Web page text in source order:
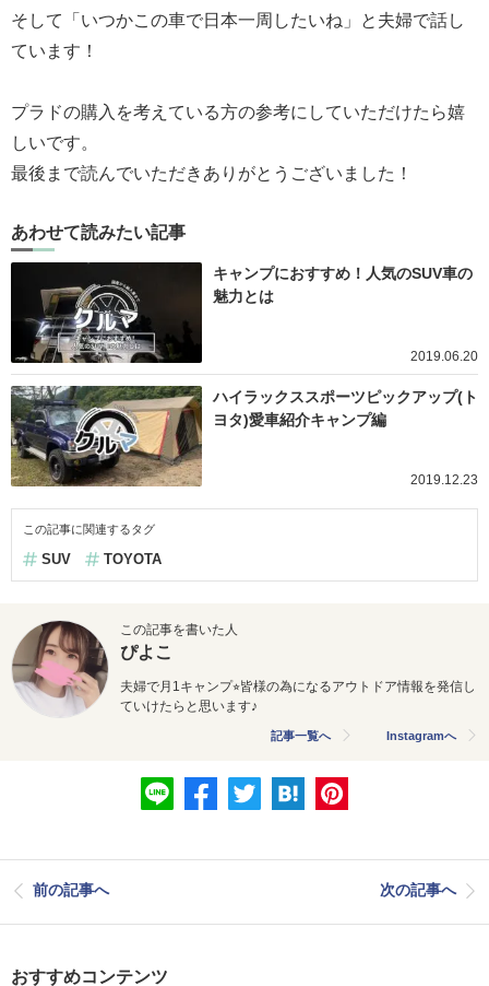
そして「いつかこの車で日本一周したいね」と夫婦で話し
ています！
プラドの購入を考えている方の参考にしていただけたら嬉
しいです。
最後まで読んでいただきありがとうございました！
あわせて読みたい記事
キャンプにおすすめ！人気のSUV車の
魅力とは
2019.06.20
ハイラックススポーツピックアップ(ト
ヨタ)愛車紹介キャンプ編
2019.12.23
この記事に関連するタグ
SUV TOYOTA
この記事を書いた人
ぴよこ
夫婦で月1キャンプ⭐︎皆様の為になるアウトドア情報を発信し
ていけたらと思います♪
記事一覧へ Instagramへ
前の記事へ 次の記事へ
おすすめコンテンツ